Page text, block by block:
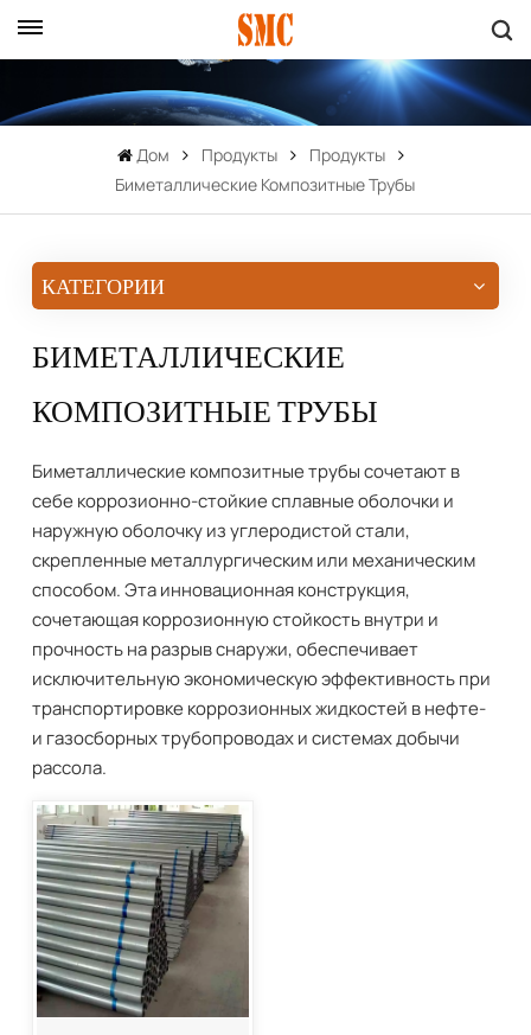
Дом Продукты
Продукты
Биметаллические Композитные Трубы
КАТЕГОРИИ
БИМЕТАЛЛИЧЕСКИЕ
КОМПОЗИТНЫЕ ТРУБЫ
Биметаллические композитные трубы сочетают в
себе коррозионно-стойкие сплавные оболочки и
наружную оболочку из углеродистой стали,
скрепленные металлургическим или механическим
способом. Эта инновационная конструкция,
сочетающая коррозионную стойкость внутри и
прочность на разрыв снаружи, обеспечивает
исключительную экономическую эффективность при
транспортировке коррозионных жидкостей в нефте-
и газосборных трубопроводах и системах добычи
рассола.